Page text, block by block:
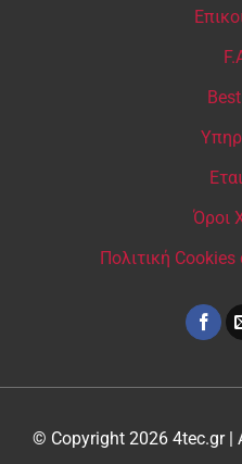
Όροι
Πολιτική
© Copyright 2026 4tec.gr |